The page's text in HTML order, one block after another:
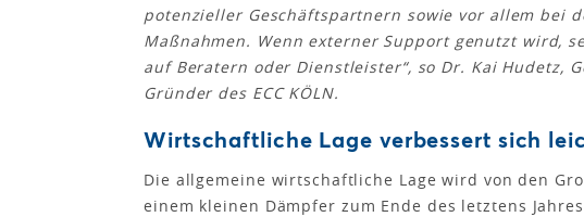
potenzieller Geschäftspartnern sowie vor allem bei
Maßnahmen. Wenn externer Support genutzt wird,
auf Beratern oder Dienstleister“, so Dr. Kai Hudetz,
Gründer des ECC KÖLN.
Wirtschaftliche Lage verbessert sich
Die allgemeine wirtschaftliche Lage wird von den
einem kleinen Dämpfer zum Ende des letztens